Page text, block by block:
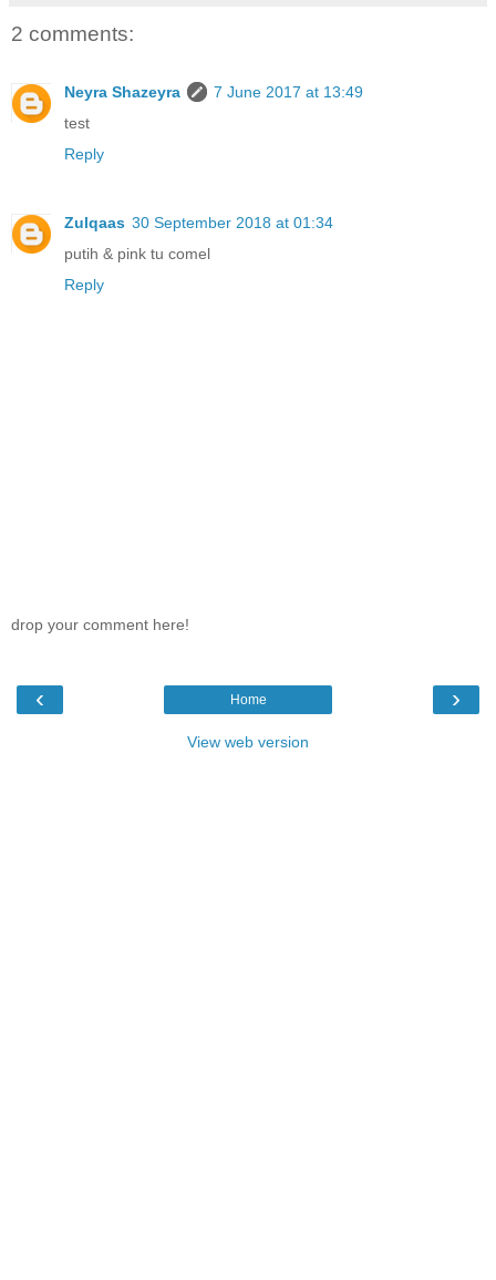
2 comments:
Neyra Shazeyra
7 June 2017 at 13:49
test
Reply
Zulqaas 30 September 2018 at 01:34
putih & pink tu comel
Reply
drop your comment here!
‹ ›
Home
View web version